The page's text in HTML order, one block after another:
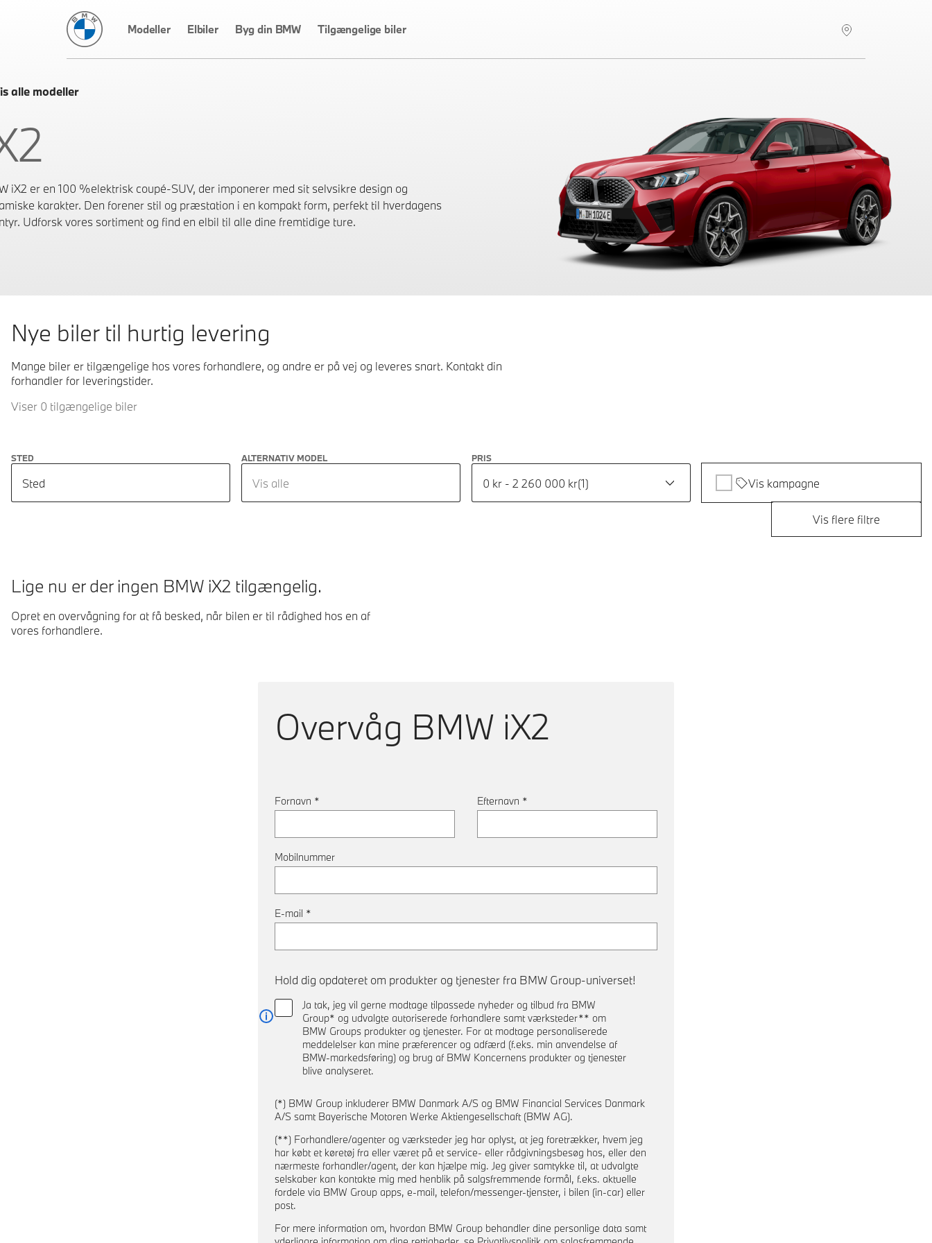
BMW Danmark
Modeller Elbiler Byg din BMW Tilgængelige biler
alle modeller
iX2 er en 100 %elektrisk coupé-SUV, der imponerer med sit selvsikre design og
karakter. Den forener stil og præstation i en kompakt form, perfekt til hverdagens
Udforsk vores sortiment og find en elbil til alle dine fremtidige ture.
Nye biler til hurtig levering
Mange biler er tilgængelige hos vores forhandlere, og andre er på vej og leveres snart. Kontakt din
forhandler for leveringstider.
Viser 0 tilgængelige biler
STED
Sted
ALTERNATIV MODEL
Vis alle
PRIS
0 kr - 2 260 000 kr(1) Vis kampagne
Vis flere filtre
Lige nu er der ingen BMW iX2 tilgængelig.
Opret en overvågning for at få besked, når bilen er til rådighed hos en af
vores forhandlere.
Overvåg BMW iX2
Fornavn * Efternavn *
Mobilnummer
E-mail *
Hold dig opdateret om produkter og tjenester fra BMW Group-universet!
Ja tak, jeg vil gerne modtage tilpassede nyheder og tilbud fra BMW
Group* og udvalgte autoriserede forhandlere samt værksteder** om
BMW Groups produkter og tjenester. For at modtage personaliserede
meddelelser kan mine præferencer og adfærd (f.eks. min anvendelse af
BMW-markedsføring) og brug af BMW Koncernens produkter og tjenester
blive analyseret.
Læs mere
(*) BMW Group inkluderer BMW Danmark A/S og BMW Financial Services Danmark
A/S samt Bayerische Motoren Werke Aktiengesellschaft (BMW AG).
(**) Forhandlere/agenter og værksteder jeg har oplyst, at jeg foretrækker, hvem jeg
har købt et køretøj fra eller været på et service- eller rådgivningsbesøg hos, eller den
nærmeste forhandler/agent, der kan hjælpe mig. Jeg giver samtykke til, at udvalgte
selskaber kan kontakte mig med henblik på salgsfremmende formål, f.eks. aktuelle
fordele via BMW Group apps, e-mail, telefon/messenger-tjenster, i bilen (in-car) eller
post.
For mere information om, hvordan BMW Group behandler dine personlige data samt